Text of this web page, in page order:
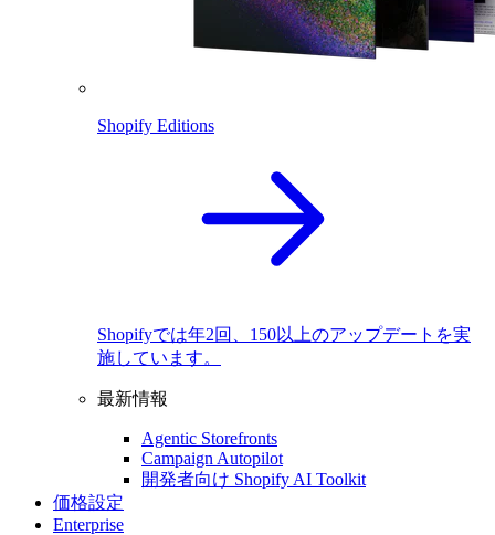
Shopify Editions
Shopifyでは年2回、150以上のアップデートを実
施しています。
最新情報
Agentic Storefronts
Campaign Autopilot
開発者向け Shopify AI Toolkit
価格設定
Enterprise